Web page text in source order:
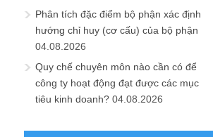
Phân tích đặc điểm bộ phận xác định
hướng chỉ huy (cơ cấu) của bộ phận
04.08.2026
Quy chế chuyên môn nào cần có để
công ty hoạt động đạt được các mục
tiêu kinh doanh? 04.08.2026